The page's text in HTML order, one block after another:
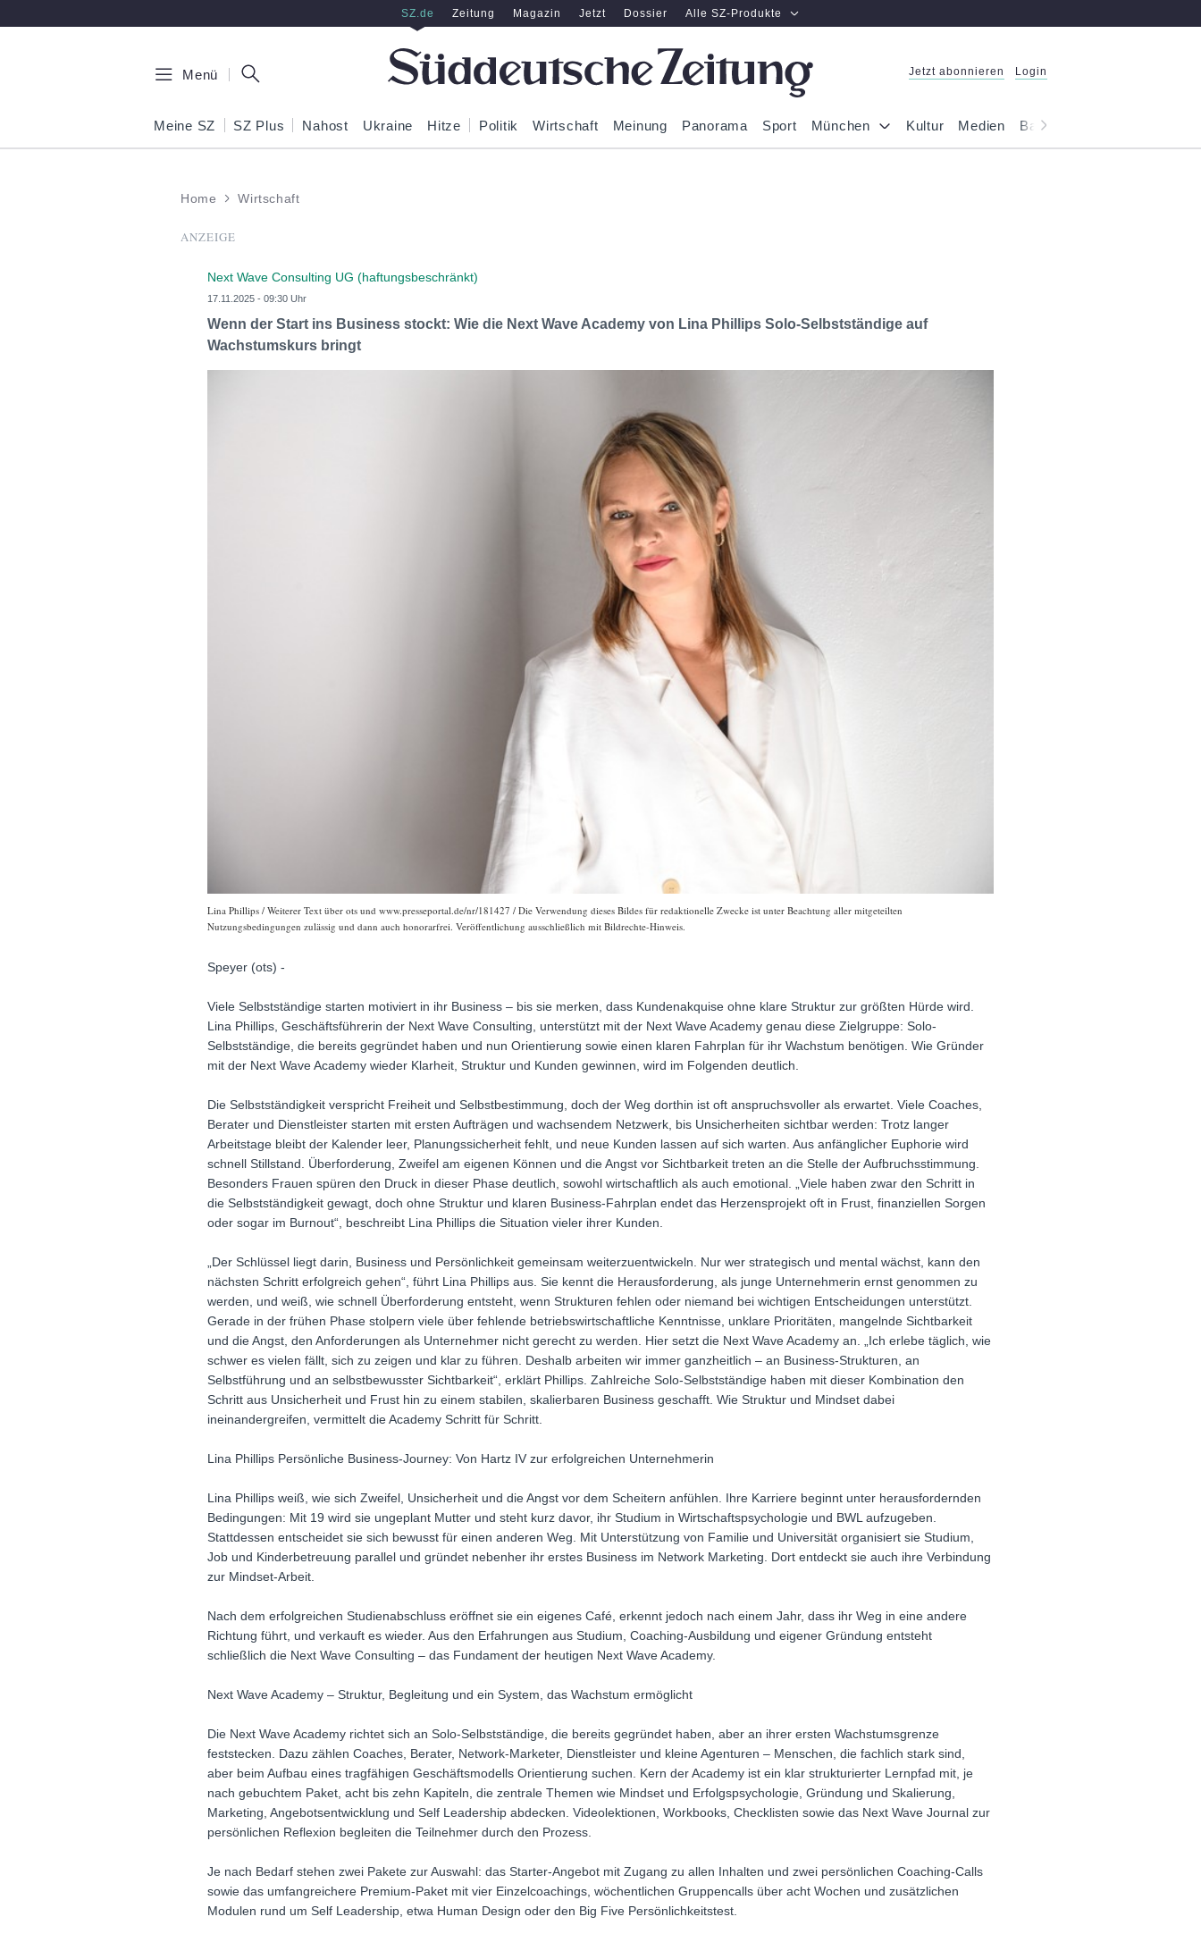
SZ.de Zeitung Magazin Jetzt Dossier Alle SZ-Produkte
Menü Jetzt abonnieren Login
Meine SZ SZ Plus Nahost Ukraine Hitze Politik Wirtschaft Meinung Panorama Sport München Kultur Medien Bayern
Home Wirtschaft
ANZEIGE
Next Wave Consulting UG (haftungsbeschränkt)
17.11.2025 - 09:30 Uhr
Wenn der Start ins Business stockt: Wie die Next Wave Academy von Lina Phillips Solo-Selbstständige auf
Wachstumskurs bringt
Lina Phillips / Weiterer Text über ots und www.presseportal.de/nr/181427 / Die Verwendung dieses Bildes für redaktionelle Zwecke ist unter Beachtung aller mitgeteilten
Nutzungsbedingungen zulässig und dann auch honorarfrei. Veröffentlichung ausschließlich mit Bildrechte-Hinweis.
Speyer (ots) -
Viele Selbstständige starten motiviert in ihr Business – bis sie merken, dass Kundenakquise ohne klare Struktur zur größten Hürde wird.
Lina Phillips, Geschäftsführerin der Next Wave Consulting, unterstützt mit der Next Wave Academy genau diese Zielgruppe: Solo-
Selbstständige, die bereits gegründet haben und nun Orientierung sowie einen klaren Fahrplan für ihr Wachstum benötigen. Wie Gründer
mit der Next Wave Academy wieder Klarheit, Struktur und Kunden gewinnen, wird im Folgenden deutlich.
Die Selbstständigkeit verspricht Freiheit und Selbstbestimmung, doch der Weg dorthin ist oft anspruchsvoller als erwartet. Viele Coaches,
Berater und Dienstleister starten mit ersten Aufträgen und wachsendem Netzwerk, bis Unsicherheiten sichtbar werden: Trotz langer
Arbeitstage bleibt der Kalender leer, Planungssicherheit fehlt, und neue Kunden lassen auf sich warten. Aus anfänglicher Euphorie wird
schnell Stillstand. Überforderung, Zweifel am eigenen Können und die Angst vor Sichtbarkeit treten an die Stelle der Aufbruchsstimmung.
Besonders Frauen spüren den Druck in dieser Phase deutlich, sowohl wirtschaftlich als auch emotional. „Viele haben zwar den Schritt in
die Selbstständigkeit gewagt, doch ohne Struktur und klaren Business-Fahrplan endet das Herzensprojekt oft in Frust, finanziellen Sorgen
oder sogar im Burnout“, beschreibt Lina Phillips die Situation vieler ihrer Kunden.
„Der Schlüssel liegt darin, Business und Persönlichkeit gemeinsam weiterzuentwickeln. Nur wer strategisch und mental wächst, kann den
nächsten Schritt erfolgreich gehen“, führt Lina Phillips aus. Sie kennt die Herausforderung, als junge Unternehmerin ernst genommen zu
werden, und weiß, wie schnell Überforderung entsteht, wenn Strukturen fehlen oder niemand bei wichtigen Entscheidungen unterstützt.
Gerade in der frühen Phase stolpern viele über fehlende betriebswirtschaftliche Kenntnisse, unklare Prioritäten, mangelnde Sichtbarkeit
und die Angst, den Anforderungen als Unternehmer nicht gerecht zu werden. Hier setzt die Next Wave Academy an. „Ich erlebe täglich, wie
schwer es vielen fällt, sich zu zeigen und klar zu führen. Deshalb arbeiten wir immer ganzheitlich – an Business-Strukturen, an
Selbstführung und an selbstbewusster Sichtbarkeit“, erklärt Phillips. Zahlreiche Solo-Selbstständige haben mit dieser Kombination den
Schritt aus Unsicherheit und Frust hin zu einem stabilen, skalierbaren Business geschafft. Wie Struktur und Mindset dabei
ineinandergreifen, vermittelt die Academy Schritt für Schritt.
Lina Phillips Persönliche Business-Journey: Von Hartz IV zur erfolgreichen Unternehmerin
Lina Phillips weiß, wie sich Zweifel, Unsicherheit und die Angst vor dem Scheitern anfühlen. Ihre Karriere beginnt unter herausfordernden
Bedingungen: Mit 19 wird sie ungeplant Mutter und steht kurz davor, ihr Studium in Wirtschaftspsychologie und BWL aufzugeben.
Stattdessen entscheidet sie sich bewusst für einen anderen Weg. Mit Unterstützung von Familie und Universität organisiert sie Studium,
Job und Kinderbetreuung parallel und gründet nebenher ihr erstes Business im Network Marketing. Dort entdeckt sie auch ihre Verbindung
zur Mindset-Arbeit.
Nach dem erfolgreichen Studienabschluss eröffnet sie ein eigenes Café, erkennt jedoch nach einem Jahr, dass ihr Weg in eine andere
Richtung führt, und verkauft es wieder. Aus den Erfahrungen aus Studium, Coaching-Ausbildung und eigener Gründung entsteht
schließlich die Next Wave Consulting – das Fundament der heutigen Next Wave Academy.
Next Wave Academy – Struktur, Begleitung und ein System, das Wachstum ermöglicht
Die Next Wave Academy richtet sich an Solo-Selbstständige, die bereits gegründet haben, aber an ihrer ersten Wachstumsgrenze
feststecken. Dazu zählen Coaches, Berater, Network-Marketer, Dienstleister und kleine Agenturen – Menschen, die fachlich stark sind,
aber beim Aufbau eines tragfähigen Geschäftsmodells Orientierung suchen. Kern der Academy ist ein klar strukturierter Lernpfad mit, je
nach gebuchtem Paket, acht bis zehn Kapiteln, die zentrale Themen wie Mindset und Erfolgspsychologie, Gründung und Skalierung,
Marketing, Angebotsentwicklung und Self Leadership abdecken. Videolektionen, Workbooks, Checklisten sowie das Next Wave Journal zur
persönlichen Reflexion begleiten die Teilnehmer durch den Prozess.
Je nach Bedarf stehen zwei Pakete zur Auswahl: das Starter-Angebot mit Zugang zu allen Inhalten und zwei persönlichen Coaching-Calls
sowie das umfangreichere Premium-Paket mit vier Einzelcoachings, wöchentlichen Gruppencalls über acht Wochen und zusätzlichen
Modulen rund um Self Leadership, etwa Human Design oder den Big Five Persönlichkeitstest.